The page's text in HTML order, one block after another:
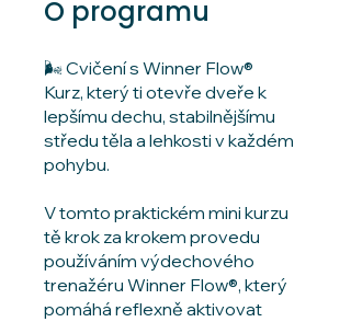
O programu
🌬️ Cvičení s Winner Flow®
Kurz, který ti otevře dveře k
lepšímu dechu, stabilnějšímu
středu těla a lehkosti v každém
pohybu.
V tomto praktickém mini kurzu
tě krok za krokem provedu
používáním výdechového
trenažéru Winner Flow®, který
pomáhá reflexně aktivovat